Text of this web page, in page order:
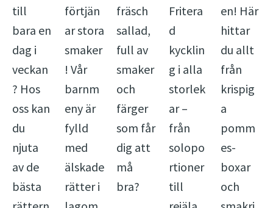
till
bara en
dag i
veckan
? Hos
oss kan
du
njuta
av de
bästa
förtjän
ar stora
smaker
! Vår
barnm
eny är
fylld
med
älskade
rätter i
fräsch
sallad,
full av
smaker
och
färger
som får
dig att
må
bra?
Fritera
d
kycklin
g i alla
storlek
ar –
från
solopo
rtioner
till
en! Här
hittar
du allt
från
krispig
a
pomm
es-
boxar
och